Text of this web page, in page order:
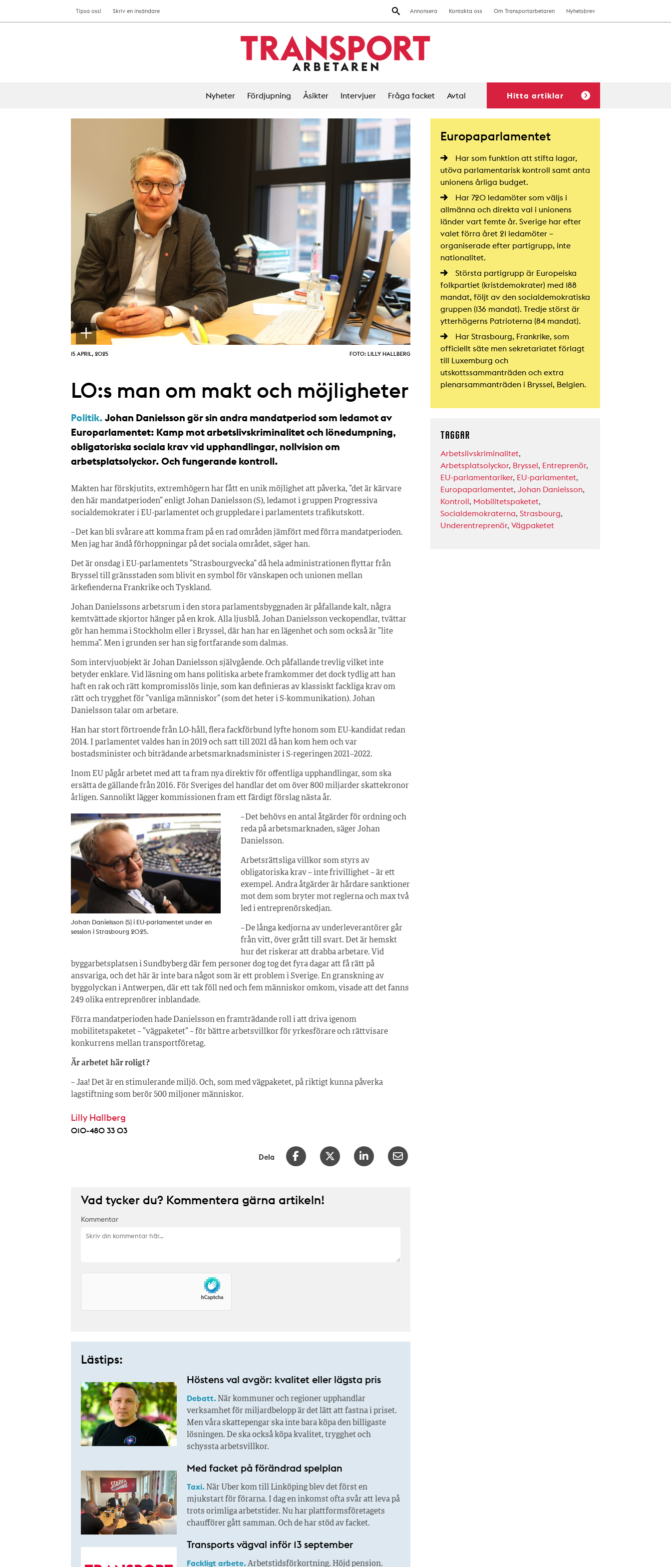
Annonsera Kontakta oss Om Transportarbetaren Nyhetsbrev
Tipsa oss! Skriv en insändare
Nyheter Fördjupning Åsikter Intervjuer Fråga facket Avtal Hitta artiklar
15 APRIL, 2025 FOTO: LILLY HALLBERG
LO:s man om makt och möjligheter
Politik. Johan Danielsson gör sin andra mandatperiod som ledamot av
Europarlamentet: Kamp mot arbetslivskriminalitet och lönedumpning,
obligatoriska sociala krav vid upphandlingar, nollvision om
arbetsplatsolyckor. Och fungerande kontroll.
Makten har förskjutits, extremhögern har fått en unik möjlighet att påverka, ”det är kärvare
den här mandatperioden” enligt Johan Danielsson (S), ledamot i gruppen Progressiva
socialdemokrater i EU-parlamentet och gruppledare i parlamentets trafikutskott.
– Det kan bli svårare att komma fram på en rad områden jämfört med förra mandatperioden.
Men jag har ändå förhoppningar på det sociala området, säger han.
Det är onsdag i EU-parlamentets ”Strasbourgvecka” då hela administrationen flyttar från
Bryssel till gränsstaden som blivit en symbol för vänskapen och unionen mellan
ärkefienderna Frankrike och Tyskland.
Johan Danielssons arbetsrum i den stora parlamentsbyggnaden är påfallande kalt, några
kemtvättade skjortor hänger på en krok. Alla ljusblå. Johan Danielsson veckopendlar, tvättar
gör han hemma i Stockholm eller i Bryssel, där han har en lägenhet och som också är ”lite
hemma”. Men i grunden ser han sig fortfarande som dalmas.
Som intervjuobjekt är Johan Danielsson självgående. Och påfallande trevlig vilket inte
betyder enklare. Vid läsning om hans politiska arbete framkommer det dock tydlig att han
haft en rak och rätt kompromisslös linje, som kan definieras av klassiskt fackliga krav om
rätt och trygghet för ”vanliga människor” (som det heter i S-kommunikation). Johan
Danielsson talar om arbetare.
Han har stort förtroende från LO-håll, flera fackförbund lyfte honom som EU-kandidat redan
2014. I parlamentet valdes han in 2019 och satt till 2021 då han kom hem och var
bostadsminister och biträdande arbetsmarknadsminister i S-regeringen 2021–2022.
Inom EU pågår arbetet med att ta fram nya direktiv för offentliga upphandlingar, som ska
ersätta de gällande från 2016. För Sveriges del handlar det om över 800 miljarder skattekronor
årligen. Sannolikt lägger kommissionen fram ett färdigt förslag nästa år.
Johan Danielsson (S) i EU-parlamentet under en
session i Strasbourg 2025.
– Det behövs en antal åtgärder för ordning och
reda på arbetsmarknaden, säger Johan
Danielsson.
Arbetsrättsliga villkor som styrs av
obligatoriska krav – inte frivillighet – är ett
exempel. Andra åtgärder är hårdare sanktioner
mot dem som bryter mot reglerna och max två
led i entreprenörskedjan.
– De långa kedjorna av underleverantörer går
från vitt, över grått till svart. Det är hemskt
hur det riskerar att drabba arbetare. Vid
byggarbetsplatsen i Sundbyberg där fem personer dog tog det fyra dagar att få rätt på
ansvariga, och det här är inte bara något som är ett problem i Sverige. En granskning av
byggolyckan i Antwerpen, där ett tak föll ned och fem människor omkom, visade att det fanns
249 olika entreprenörer inblandade.
Förra mandatperioden hade Danielsson en framträdande roll i att driva igenom
mobilitetspaketet – ”vägpaketet” – för bättre arbetsvillkor för yrkesförare och rättvisare
konkurrens mellan transportföretag.
Är arbetet här roligt?
– Jaa! Det är en stimulerande miljö. Och, som med vägpaketet, på riktigt kunna påverka
lagstiftning som berör 500 miljoner människor.
Lilly Hallberg
010-480 33 03
Dela
Vad tycker du? Kommentera gärna artikeln!
Kommentar
Lästips:
Höstens val avgör: kvalitet eller lägsta pris
Debatt.När kommuner och regioner upphandlar
verksamhet för miljardbelopp är det lätt att fastna i priset.
Men våra skattepengar ska inte bara köpa den billigaste
lösningen. De ska också köpa kvalitet, trygghet och
schyssta arbetsvillkor.
Med facket på förändrad spelplan
Taxi.När Uber kom till Linköping blev det först en
mjukstart för förarna. I dag en inkomst ofta svår att leva på
trots orimliga arbetstider. Nu har plattformsföretagets
chaufförer gått samman. Och de har stöd av facket.
Transports vägval inför 13 september
Fackligt arbete.Arbetstidsförkortning. Höjd pension.
Europaparlamentet
Har som funktion att stifta lagar,
utöva parlamentarisk kontroll samt anta
unionens årliga budget.
Har 720 ledamöter som väljs i
allmänna och direkta val i unionens
länder vart femte år. Sverige har efter
valet förra året 21 ledamöter –
organiserade efter partigrupp, inte
nationalitet.
Största partigrupp är Europeiska
folkpartiet (kristdemokrater) med 188
mandat, följt av den socialdemokratiska
gruppen (136 mandat). Tredje störst är
ytterhögerns Patrioterna (84 mandat).
Har Strasbourg, Frankrike, som
officiellt säte men sekretariatet förlagt
till Luxemburg och
utskottssammanträden och extra
plenarsammanträden i Bryssel, Belgien.
TAGGAR
Arbetslivskriminalitet,
Arbetsplatsolyckor, Bryssel, Entreprenör,
EU-parlamentariker, EU-parlamentet,
Europaparlamentet, Johan Danielsson,
Kontroll, Mobilitetspaketet,
Socialdemokraterna, Strasbourg,
Underentreprenör, Vägpaketet